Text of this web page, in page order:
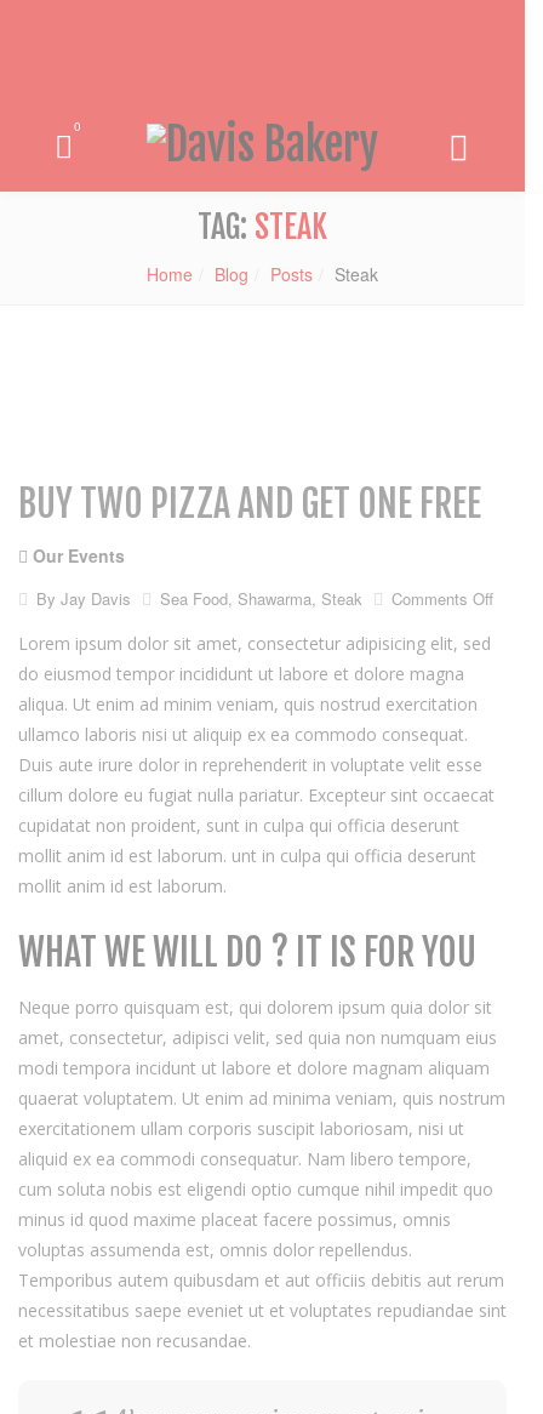
0
TAG: STEAK
Home Blog Posts Steak
BUY TWO PIZZA AND GET ONE FREE
Our Events
By Jay Davis Sea Food, Shawarma, Steak Comments Offon
Lorem ipsum dolor sit amet, consectetur adipisicing elit, sed
do eiusmod tempor incididunt ut labore et dolore magna
aliqua. Ut enim ad minim veniam, quis nostrud exercitation
ullamco laboris nisi ut aliquip ex ea commodo consequat.
Duis aute irure dolor in reprehenderit in voluptate velit esse
cillum dolore eu fugiat nulla pariatur. Excepteur sint occaecat
cupidatat non proident, sunt in culpa qui officia deserunt
mollit anim id est laborum. unt in culpa qui officia deserunt
mollit anim id est laborum.
WHAT WE WILL DO ? IT IS FOR YOU
Neque porro quisquam est, qui dolorem ipsum quia dolor sit
amet, consectetur, adipisci velit, sed quia non numquam eius
modi tempora incidunt ut labore et dolore magnam aliquam
quaerat voluptatem. Ut enim ad minima veniam, quis nostrum
exercitationem ullam corporis suscipit laboriosam, nisi ut
aliquid ex ea commodi consequatur. Nam libero tempore,
cum soluta nobis est eligendi optio cumque nihil impedit quo
minus id quod maxime placeat facere possimus, omnis
voluptas assumenda est, omnis dolor repellendus.
Temporibus autem quibusdam et aut officiis debitis aut rerum
necessitatibus saepe eveniet ut et voluptates repudiandae sint
et molestiae non recusandae.